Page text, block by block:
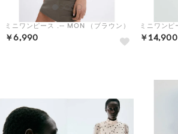
ミニワンピース .-- MON （ブラウン）
￥6,990 ￥14,900